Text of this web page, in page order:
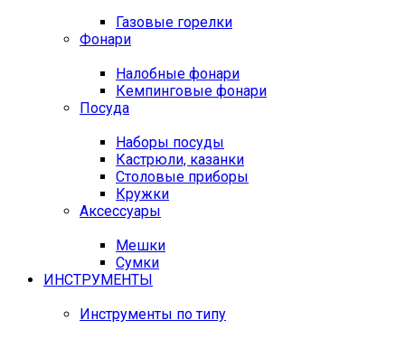
Газовые горелки
Фонари
Налобные фонари
Кемпинговые фонари
Посуда
Наборы посуды
Кастрюли, казанки
Столовые приборы
Кружки
Аксессуары
Мешки
Сумки
ИНСТРУМЕНТЫ
Инструменты по типу